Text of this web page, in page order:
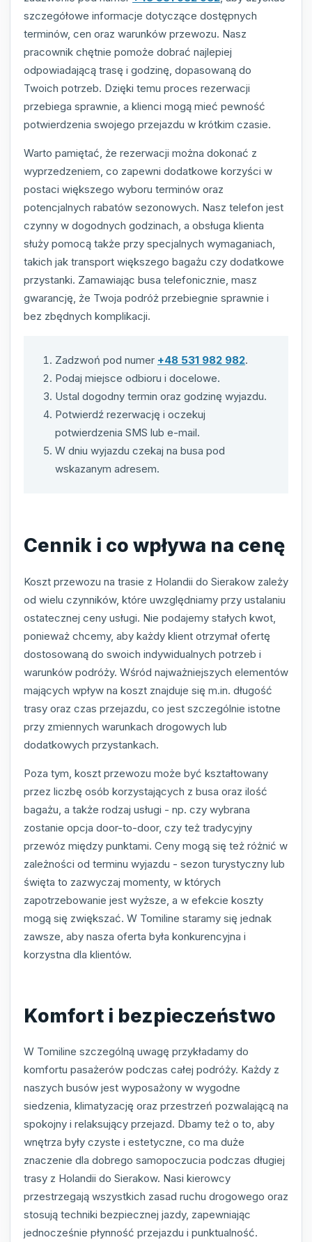
szczegółowe informacje dotyczące dostępnych
terminów, cen oraz warunków przewozu. Nasz
pracownik chętnie pomoże dobrać najlepiej
odpowiadającą trasę i godzinę, dopasowaną do
Twoich potrzeb. Dzięki temu proces rezerwacji
przebiega sprawnie, a klienci mogą mieć pewność
potwierdzenia swojego przejazdu w krótkim czasie.
Warto pamiętać, że rezerwacji można dokonać z
wyprzedzeniem, co zapewni dodatkowe korzyści w
postaci większego wyboru terminów oraz
potencjalnych rabatów sezonowych. Nasz telefon jest
czynny w dogodnych godzinach, a obsługa klienta
służy pomocą także przy specjalnych wymaganiach,
takich jak transport większego bagażu czy dodatkowe
przystanki. Zamawiając busa telefonicznie, masz
gwarancję, że Twoja podróż przebiegnie sprawnie i
bez zbędnych komplikacji.
Zadzwoń pod numer +48 531 982 982.
Podaj miejsce odbioru i docelowe.
Ustal dogodny termin oraz godzinę wyjazdu.
Potwierdź rezerwację i oczekuj
potwierdzenia SMS lub e-mail.
W dniu wyjazdu czekaj na busa pod
wskazanym adresem.
Cennik i co wpływa na cenę
Koszt przewozu na trasie z Holandii do Sierakow zależy
od wielu czynników, które uwzględniamy przy ustalaniu
ostatecznej ceny usługi. Nie podajemy stałych kwot,
ponieważ chcemy, aby każdy klient otrzymał ofertę
dostosowaną do swoich indywidualnych potrzeb i
warunków podróży. Wśród najważniejszych elementów
mających wpływ na koszt znajduje się m.in. długość
trasy oraz czas przejazdu, co jest szczególnie istotne
przy zmiennych warunkach drogowych lub
dodatkowych przystankach.
Poza tym, koszt przewozu może być kształtowany
przez liczbę osób korzystających z busa oraz ilość
bagażu, a także rodzaj usługi - np. czy wybrana
zostanie opcja door-to-door, czy też tradycyjny
przewóz między punktami. Ceny mogą się też różnić w
zależności od terminu wyjazdu - sezon turystyczny lub
święta to zazwyczaj momenty, w których
zapotrzebowanie jest wyższe, a w efekcie koszty
mogą się zwiększać. W Tomiline staramy się jednak
zawsze, aby nasza oferta była konkurencyjna i
korzystna dla klientów.
Komfort i bezpieczeństwo
W Tomiline szczególną uwagę przykładamy do
komfortu pasażerów podczas całej podróży. Każdy z
naszych busów jest wyposażony w wygodne
siedzenia, klimatyzację oraz przestrzeń pozwalającą na
spokojny i relaksujący przejazd. Dbamy też o to, aby
wnętrza były czyste i estetyczne, co ma duże
znaczenie dla dobrego samopoczucia podczas długiej
trasy z Holandii do Sierakow. Nasi kierowcy
przestrzegają wszystkich zasad ruchu drogowego oraz
stosują techniki bezpiecznej jazdy, zapewniając
jednocześnie płynność przejazdu i punktualność.